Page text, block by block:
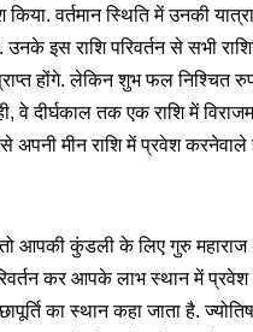
वर्तमान स्थिति में उनकी
इस राशि परिवर्तन से सभी
होंगे. लेकिन शुभ फल निश्चित
वे दीर्घकाल तक एक राशि में
मीन राशि में प्रवेश करनेवाले
तो आपकी कुंडली के लिए गुरु
कर आपके लाभ स्थान में
का स्थान कहा जाता है.